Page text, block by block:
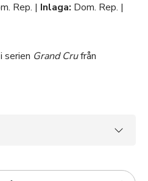
Rep. | Inlaga: Dom. Rep. |
serien Grand Crufrån